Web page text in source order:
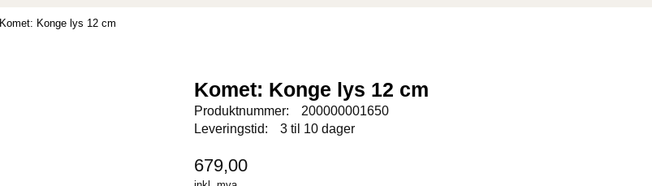
Komet: Konge lys 12 cm
Komet: Konge lys 12 cm
Produktnummer:
200000001650
Leveringstid:
3 til 10 dager
679,00